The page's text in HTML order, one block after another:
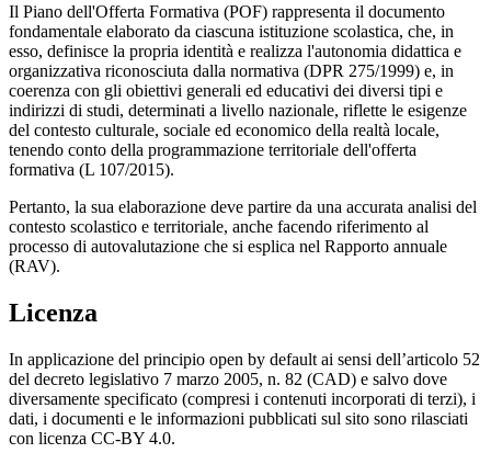
Il Piano dell'Offerta Formativa (POF) rappresenta il documento
fondamentale elaborato da ciascuna istituzione scolastica, che, in
esso, definisce la propria identità e realizza l'autonomia didattica e
organizzativa riconosciuta dalla normativa (DPR 275/1999) e, in
coerenza con gli obiettivi generali ed educativi dei diversi tipi e
indirizzi di studi, determinati a livello nazionale, riflette le esigenze
del contesto culturale, sociale ed economico della realtà locale,
tenendo conto della programmazione territoriale dell'offerta
formativa (L 107/2015).
Pertanto, la sua elaborazione deve partire da una accurata analisi del
contesto scolastico e territoriale, anche facendo riferimento al
processo di autovalutazione che si esplica nel Rapporto annuale
(RAV).
Licenza
In applicazione del principio open by default ai sensi dell’articolo 52
del decreto legislativo 7 marzo 2005, n. 82 (CAD) e salvo dove
diversamente specificato (compresi i contenuti incorporati di terzi), i
dati, i documenti e le informazioni pubblicati sul sito sono rilasciati
con licenza CC-BY 4.0.